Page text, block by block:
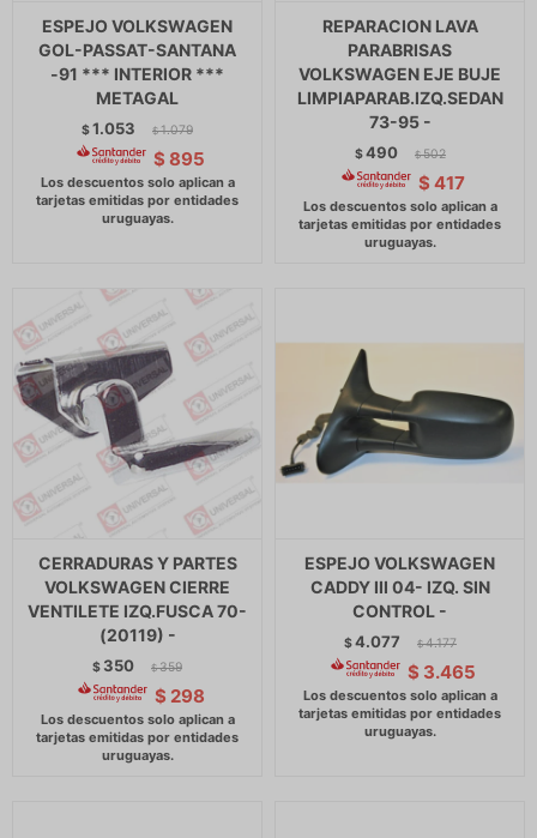
ESPEJO VOLKSWAGEN
GOL-PASSAT-SANTANA
-91 *** INTERIOR ***
METAGAL
$1.053 $ 1.079
$ 895
REPARACION LAVA
PARABRISAS
VOLKSWAGEN EJE BUJE
LIMPIAPARAB.IZQ.SEDAN
73-95 -
$490 $ 502
$ 417
CERRADURAS Y PARTES
VOLKSWAGEN CIERRE
VENTILETE IZQ.FUSCA 70-
(20119) -
$ 350 $ 359
$ 298
ESPEJO VOLKSWAGEN
CADDY III 04- IZQ. SIN
CONTROL -
$4.077 $ 4.177
$ 3.465